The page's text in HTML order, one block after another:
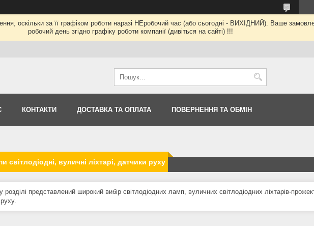
оскільки за її графіком роботи наразі НЕробочий час (або сьогодні - ВИХІДНИЙ). Ваше
робочий день згідно графіку роботи компанії (дивіться на сайті) !!!
КОНТАКТИ ДОСТАВКА ТА ОПЛАТА ПОВЕРНЕННЯ ТА ОБМІН
світлодіодні, вуличні ліхтарі, датчики руху
розділі представлений широкий вибір світлодіодних ламп, вуличних світлодіодних ліхтарів-